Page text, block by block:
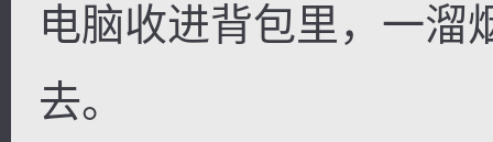
电脑收进背包里，一溜
去。